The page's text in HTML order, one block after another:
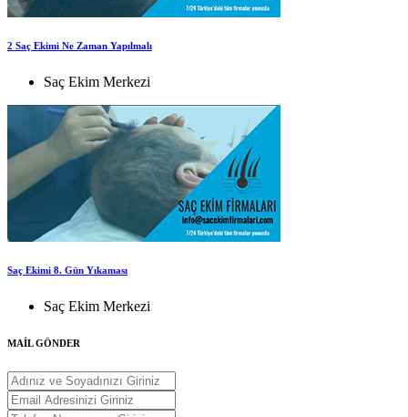
2 Saç Ekimi Ne Zaman Yapılmalı
Saç Ekim Merkezi
Saç Ekimi 8. Gün Yıkaması
Saç Ekim Merkezi
MAİL GÖNDER